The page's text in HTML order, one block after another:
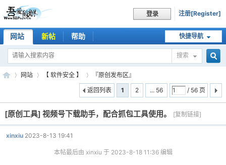
登录 注册[Register]
快捷导航
网站 新帖 帮助
搜索
吾 »
网站
›
【 软件安全 】
›
『原创发布区』
1
2 ... 56 / 56 页
返回列表
[原创工具] 视频号下载助手，配合抓包工具使用。 [复制链接]
xinxiu 2023-8-13 19:41
本帖最后由 xinxiu 于 2023-8-18 11:36 编辑